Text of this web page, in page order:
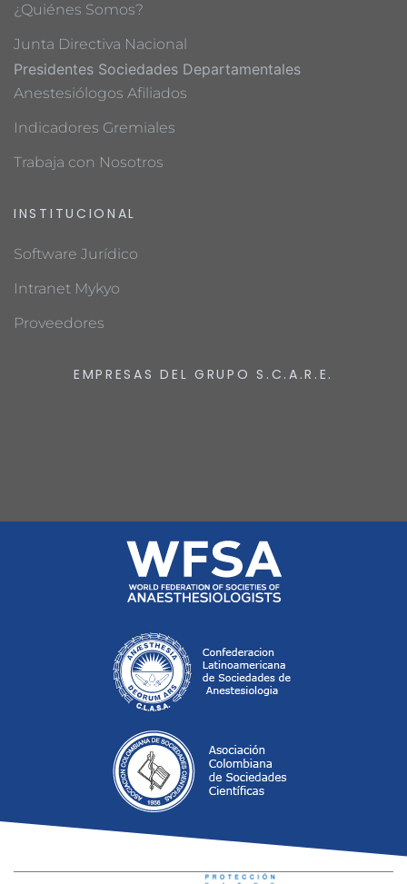
¿Quiénes Somos?
Junta Directiva Nacional
Presidentes Sociedades Departamentales
Anestesiólogos Afiliados
Indicadores Gremiales
Trabaja con Nosotros
INSTITUCIONAL
Software Jurídico
Intranet Mykyo
Proveedores
EMPRESAS DEL GRUPO S.C.A.R.E.